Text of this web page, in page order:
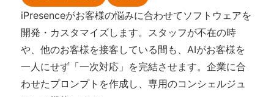
iPresenceがお客様の悩みに合わせてソフトウェアを
開発・カスタマイズします。スタッフが不在の時
や、他のお客様を接客している間も、AIがお客様を
一人にせず「一次対応」を完結させます。企業に合
わせたプロンプトを作成し、専用のコンシェルジュ